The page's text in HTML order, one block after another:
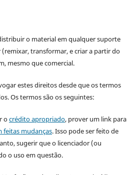
o material em qualquer suporte
transformar, e criar a partir do
mesmo que comercial.
estes direitos desde que os termos
Os termos são os seguintes:
ocrédito apropriado, prover um link para
feitas mudanças. Isso pode ser feito de
sugerir que o licenciador (ou
o uso em questão.